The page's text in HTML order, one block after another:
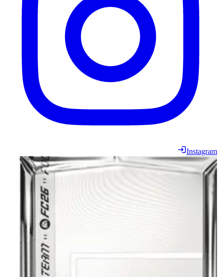
Instagram